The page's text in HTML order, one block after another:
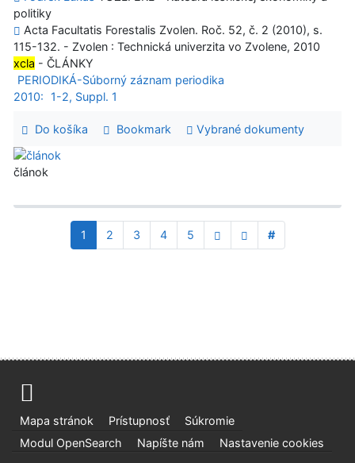
politiky
Acta Facultatis Forestalis Zvolen. Roč. 52, č. 2 (2010), s.
115-132. - Zvolen : Technická univerzita vo Zvolene, 2010
xcla - ČLÁNKY
PERIODIKÁ-Súborný záznam periodika
2010:
1-2, Suppl. 1
Do košíka Bookmark Vybrané dokumenty
článok
1 2 3 4 5 #
Mapa stránok Prístupnosť
Súkromie
Modul OpenSearch
Napíšte nám Nastavenie cookies